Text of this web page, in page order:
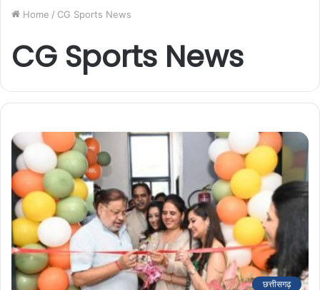
Home / CG Sports News
CG Sports News
छत्तीसगढ़